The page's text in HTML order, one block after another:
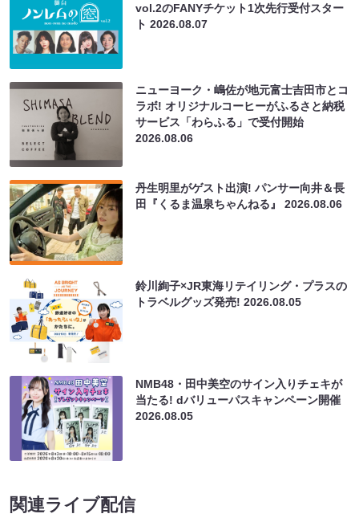
vol.2のFANYチケット1次先行受付スター
ト2026.08.07
ニューヨーク・嶋佐が地元富士吉田市とコ
ラボ! オリジナルコーヒーがふるさと納税
サービス「わらふる」で受付開始
2026.08.06
丹生明里がゲスト出演! パンサー向井＆長
田『くるま温泉ちゃんねる』2026.08.06
鈴川絢子×JR東海リテイリング・プラスの
トラベルグッズ発売!2026.08.05
NMB48・田中美空のサイン入りチェキが
当たる! dバリューパスキャンペーン開催
2026.08.05
関連ライブ配信